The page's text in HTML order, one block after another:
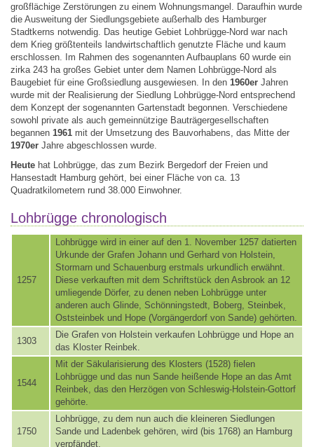
großflächige Zerstörungen zu einem Wohnungsmangel. Daraufhin wurde
die Ausweitung der Siedlungsgebiete außerhalb des Hamburger
Stadtkerns notwendig. Das heutige Gebiet Lohbrügge-Nord war nach
dem Krieg größtenteils landwirtschaftlich genutzte Fläche und kaum
erschlossen. Im Rahmen des sogenannten Aufbauplans 60 wurde ein
zirka 243 ha großes Gebiet unter dem Namen Lohbrügge-Nord als
Baugebiet für eine Großsiedlung ausgewiesen. In den 1960er Jahren
wurde mit der Realisierung der Siedlung Lohbrügge-Nord entsprechend
dem Konzept der sogenannten Gartenstadt begonnen. Verschiedene
sowohl private als auch gemeinnützige Bauträgergesellschaften
begannen 1961 mit der Umsetzung des Bauvorhabens, das Mitte der
1970er Jahre abgeschlossen wurde.
Heute hat Lohbrügge, das zum Bezirk Bergedorf der Freien und
Hansestadt Hamburg gehört, bei einer Fläche von ca. 13
Quadratkilometern rund 38.000 Einwohner.
Lohbrügge chronologisch
1257
Lohbrügge wird in einer auf den 1. November 1257 datierten
Urkunde der Grafen Johann und Gerhard von Holstein,
Stormarn und Schauenburg erstmals urkundlich erwähnt.
Diese verkauften mit dem Schriftstück den Asbrook an 12
umliegende Dörfer, zu denen neben Lohbrügge unter
anderen auch Glinde, Schönningstedt, Boberg, Steinbek,
Oststeinbek und Hope (Vorgängerdorf von Sande) gehörten.
1303
Die Grafen von Holstein verkaufen Lohbrügge und Hope an
das Kloster Reinbek.
1544
Mit der Säkularisierung des Klosters (1528) fielen
Lohbrügge und das nun Sande heißende Hope an das Amt
Reinbek, das den Herzögen von Schleswig-Holstein-Gottorf
gehörte.
1750
Lohbrügge, zu dem nun auch die kleineren Siedlungen
Sande und Ladenbek gehören, wird (bis 1768) an Hamburg
verpfändet.